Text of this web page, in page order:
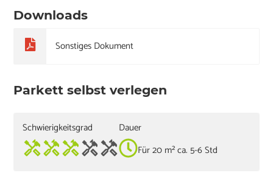
Downloads
Sonstiges Dokument
Parkett selbst verlegen
Schwierigkeitsgrad
Dauer
Für 20 m² ca. 5-6 Std